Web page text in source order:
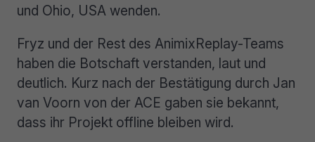
und Ohio, USA wenden.
Fryz und der Rest des AnimixReplay-Teams
haben die Botschaft verstanden, laut und
deutlich. Kurz nach der Bestätigung durch Jan
van Voorn von der ACE gaben sie bekannt,
dass ihr Projekt offline bleiben wird.